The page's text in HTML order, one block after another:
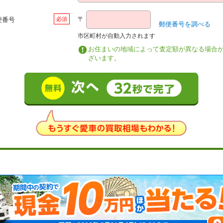
番号 〒
郵便番号を調べる
市区町村が自動入力されます
お住まいの地域によって査定額が異なる場合
ざいます。